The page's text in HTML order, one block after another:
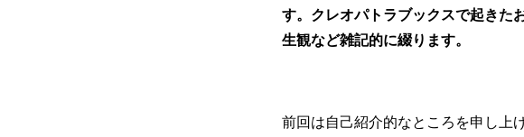
す。クレオパトラブックスで起きた
生観など雑記的に綴ります。
前回は自己紹介的なところを申し上